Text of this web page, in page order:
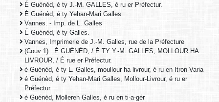
É Guénèd, é ty J.-M. GALLES, é ru er Préfectur.
É Guénèd, é ty Yehan-Mari Galles
Vannes. - Imp. de L. Galles
É Guénèd, é ty Galles.
Vannes, Imprimerie de J.-M. Galles, rue de la Préfecture
(Couv 1) : É GUÉNÈD, / É TY Y.-M. GALLES, MOLLOUR HA
LIVROUR, / É rue er Préfectur.
é Guénèd, é ty L. Galles, moullour ha livrour, é ru en Itron-Varia
é Guénèd, é ty Yehan-Mari Galles, Mollour-Livrour, é ru er
Préfectur
é Guénèd, Mollereh Galles, é ru en ti-a-gér